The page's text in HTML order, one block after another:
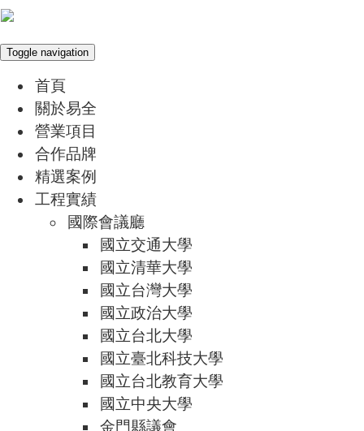
Toggle navigation
首頁
關於易全
營業項目
合作品牌
精選案例
工程實績
國際會議廳
國立交通大學
國立清華大學
國立台灣大學
國立政治大學
國立台北大學
國立臺北科技大學
國立台北教育大學
國立中央大學
金門縣議會